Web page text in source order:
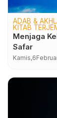
ADAB &
KITAB
Menjaga
Safar
Kamis,6